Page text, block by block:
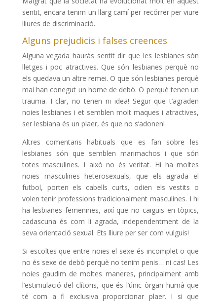
sentit, encara tenim un llarg camí per recórrer per viure
lliures de discriminació.
Alguns prejudicis i falses creences
Alguna vegada hauràs sentit dir que les lesbianes són
lletges i poc atractives. Que són lesbianes perquè no
els quedava un altre remei. O que són lesbianes perquè
mai han conegut un home de debò. O perquè tenen un
trauma. I clar, no tenen ni idea! Segur que t’agraden
noies lesbianes i et semblen molt maques i atractives,
ser lesbiana és un plaer, és que no s’adonen!
Altres comentaris habituals que es fan sobre les
lesbianes són que semblen marimachos i que són
totes masculines. I això no és veritat. Hi ha moltes
noies masculines heterosexuals, que els agrada el
futbol, porten els cabells curts, odien els vestits o
volen tenir professions tradicionalment masculines. I hi
ha lesbianes femenines, així que no caiguis en tòpics,
cadascuna és com li agrada, independentment de la
seva orientació sexual. Ets lliure per ser com vulguis!
Si escoltes que entre noies el sexe és incomplet o que
no és sexe de debò perquè no tenim penis… ni cas! Les
noies gaudim de moltes maneres, principalment amb
l’estimulació del clítoris, que és l’únic òrgan humà que
té com a fi exclusiva proporcionar plaer. I si que